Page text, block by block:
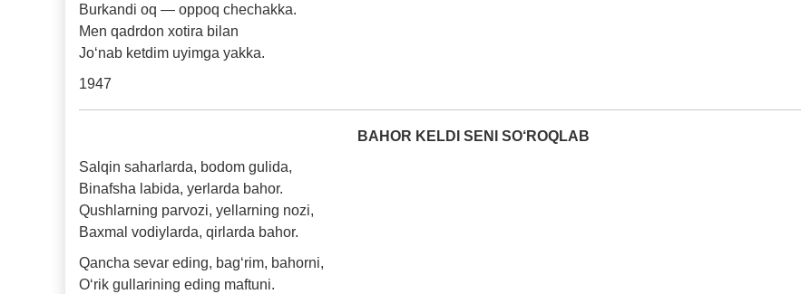
Burkandi oq — oppoq chechakka.
Men qadrdon xotira bilan
Jo‘nab ketdim uyimga yakka.
1947
BAHOR KЕLDI SЕNI SO‘ROQLAB
Salqin saharlarda, bodom gulida,
Binafsha labida, yerlarda bahor.
Qushlarning parvozi, yellarning nozi,
Baxmal vodiylarda, qirlarda bahor.
Qancha sevar eding, bag‘rim, bahorni,
O‘rik gullarining eding maftuni.